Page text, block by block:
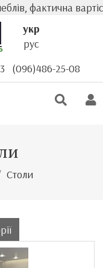
вартість
укр
рус
(096)486-25-08
Столи